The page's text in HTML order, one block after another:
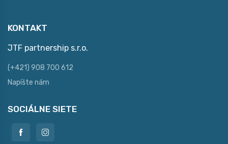
KONTAKT
JTF partnership s.r.o.
(+421) 908 700 612
Napíšte nám
SOCIÁLNE SIETE